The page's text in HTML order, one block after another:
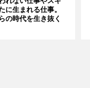
に生まれる仕事。
の時代を生き抜く